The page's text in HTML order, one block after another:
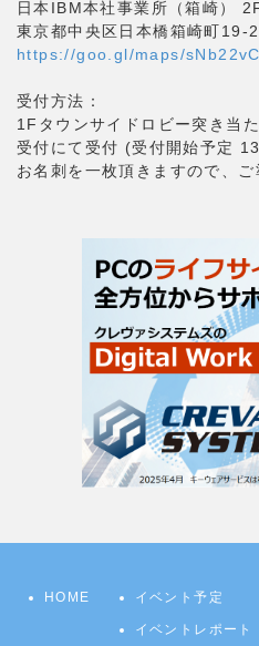
日本IBM本社事業所（箱崎）
東京都中央区日本橋箱崎町19-
https://goo.gl/maps/
受付方法：
1Fタウンサイドロビー突き当
受付にて受付 (受付開始予定
お名刺を一枚頂きますので、ご
HOME イベント予定
イベントレポート